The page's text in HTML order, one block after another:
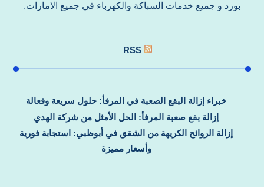
بورد و جميع خدمات السباكة والكهرباء في جميع الامارات.
RSS
خبراء إزالة البقع الصعبة في المرفأ: حلول سريعة وفعالة
إزالة بقع صعبة المرفأ: الحل الأمثل من شركة الهدي
إزالة الروائح الكريهة من الشقق في أبوظبي: استجابة فورية
وأسعار مميزة